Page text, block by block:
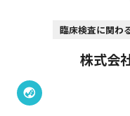
臨床検査に関わ
株式会